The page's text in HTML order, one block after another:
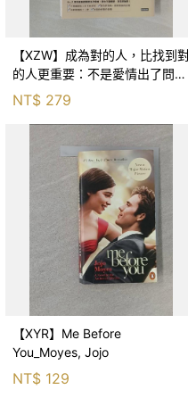
【XZW】成為對的人，比找到
的人更重要：不是愛情出了問
題，而是認知需要升級！_Mr. P
NT$ 279
【XYR】Me Before
You_Moyes, Jojo
NT$ 129